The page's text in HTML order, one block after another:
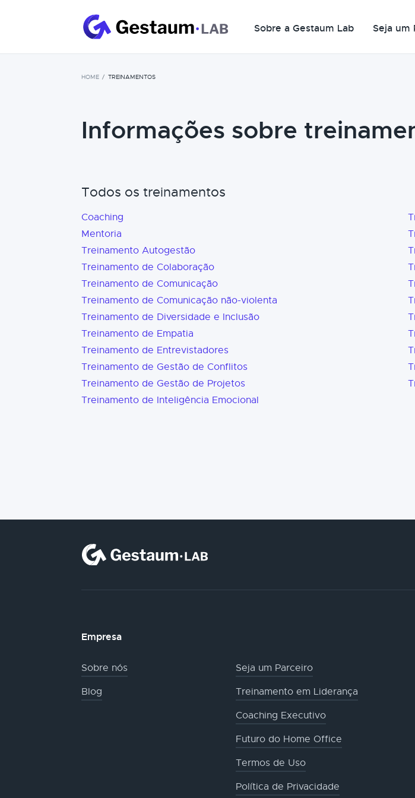
Sobre a Gestaum Lab Seja um
HOME TREINAMENTOS
Informações sobre
Todos os treinamentos
Coaching
Mentoria
Treinamento Autogestão
Treinamento de Colaboração
Treinamento de Comunicação
Treinamento de Comunicação não-violenta
Treinamento de Diversidade e Inclusão
Treinamento de Empatia
Treinamento de Entrevistadores
Treinamento de Gestão de Conflitos
Treinamento de Gestão de Projetos
Treinamento de Inteligência Emocional
Empresa
Sobre nós
Seja um Parceiro
Blog
Treinamento em Liderança
Coaching Executivo
Futuro do Home Office
Termos de Uso
Política de Privacidade